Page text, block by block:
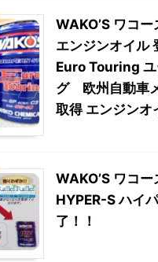
WAKO’S ワコ
エンジンオイル
Euro Touring
グ 欧州自動車
取得 エンジンオ
WAKO’S ワコー
HYPER-S ハイ
了！！